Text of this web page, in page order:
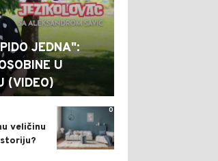
JEDNA":
U
(VIDEO)
0
veličinu